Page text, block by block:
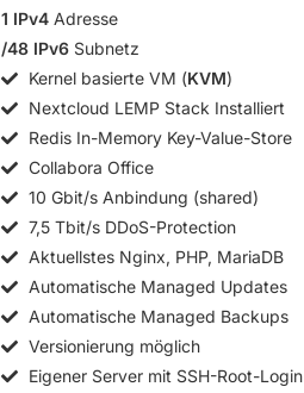
1 IPv4 Adresse
/48 IPv6 Subnetz
Kernel basierte VM (KVM)
Nextcloud LEMP Stack Installiert
Redis In-Memory Key-Value-Store
Collabora Office
10 Gbit/s Anbindung (shared)
7,5 Tbit/s DDoS-Protection
Aktuellstes Nginx, PHP, MariaDB
Automatische Managed Updates
Automatische Managed Backups
Versionierung möglich
Eigener Server mit SSH-Root-Login